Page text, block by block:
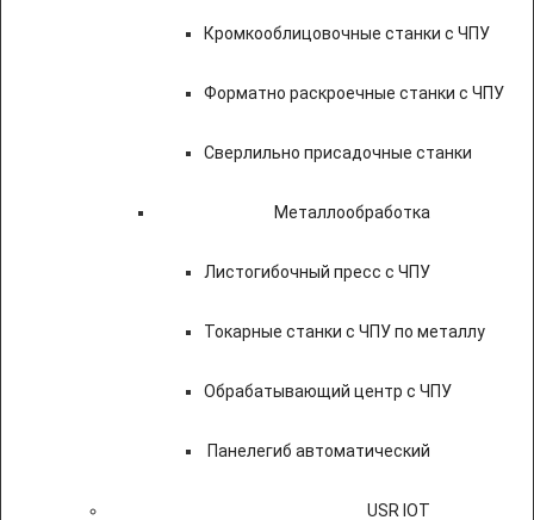
Кромкооблицовочные станки с ЧПУ
Форматно раскроечные станки с ЧПУ
Сверлильно присадочные станки
Металлообработка
Листогибочный пресс с ЧПУ
Токарные станки с ЧПУ по металлу
Обрабатывающий центр с ЧПУ
Панелегиб автоматический
USR IOT